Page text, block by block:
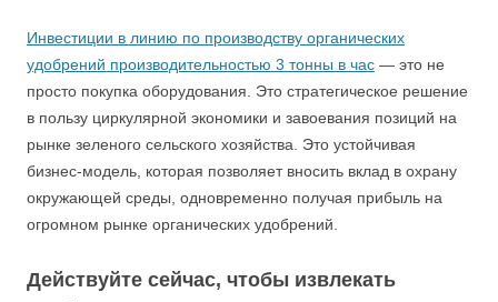
Инвестиции в линию по производству органических
удобрений производительностью 3 тонны в час — это не
просто покупка оборудования. Это стратегическое решение
в пользу циркулярной экономики и завоевания позиций на
рынке зеленого сельского хозяйства. Это устойчивая
бизнес-модель, которая позволяет вносить вклад в охрану
окружающей среды, одновременно получая прибыль на
огромном рынке органических удобрений.
Действуйте сейчас, чтобы извлекать